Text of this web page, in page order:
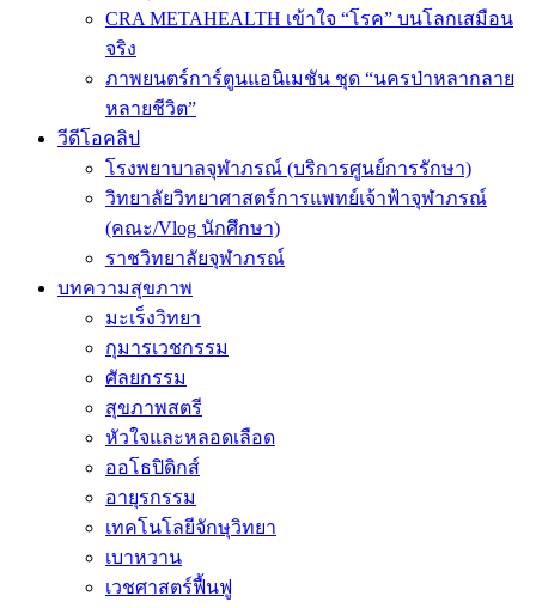
CRA METAHEALTH เข้าใจ “โรค” บนโลกเสมือน
จริง
ภาพยนตร์การ์ตูนแอนิเมชัน ชุด “นครป่าหลากลาย
หลายชีวิต”
วีดีโอคลิป
โรงพยาบาลจุฬาภรณ์ (บริการศูนย์การรักษา)
วิทยาลัยวิทยาศาสตร์การแพทย์เจ้าฟ้าจุฬาภรณ์
(คณะ/Vlog นักศึกษา)
ราชวิทยาลัยจุฬาภรณ์
บทความสุขภาพ
มะเร็งวิทยา
กุมารเวชกรรม
ศัลยกรรม
สุขภาพสตรี
หัวใจและหลอดเลือด
ออโธปิดิกส์
อายุรกรรม
เทคโนโลยีจักษุวิทยา
เบาหวาน
เวชศาสตร์ฟื้นฟู